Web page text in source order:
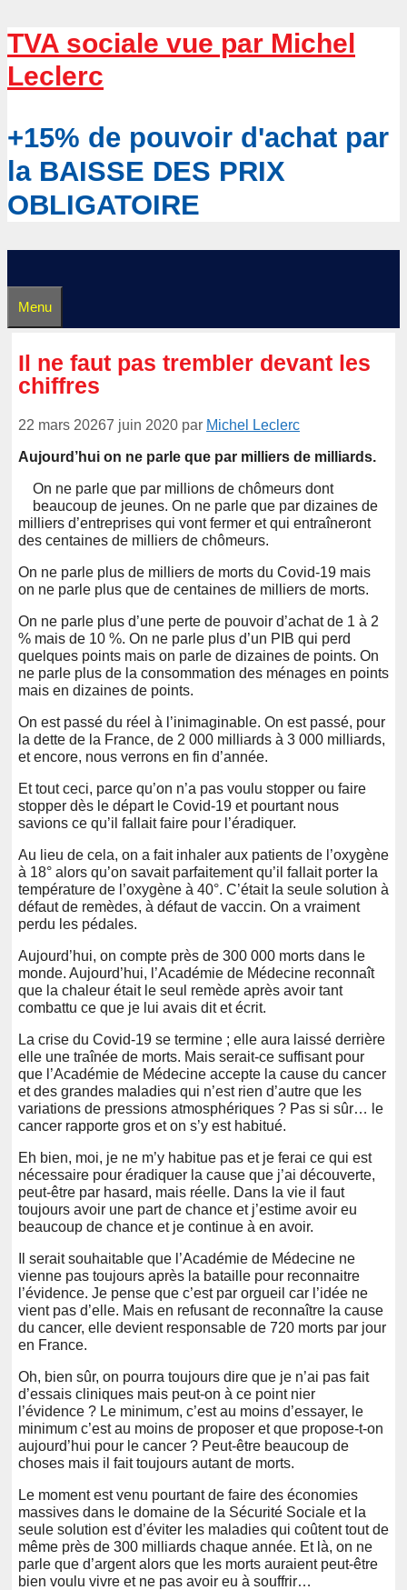
Aller
au
contenu
TVA sociale vue par Michel
Leclerc
+15% de pouvoir d'achat par
la BAISSE DES PRIX
OBLIGATOIRE
Menu
Il ne faut pas trembler devant les
chiffres
22 mars 20267 juin 2020 par Michel Leclerc
Aujourd’hui on ne parle que par milliers de milliards.
On ne parle que par millions de chômeurs dont
beaucoup de jeunes. On ne parle que par dizaines de
milliers d’entreprises qui vont fermer et qui entraîneront
des centaines de milliers de chômeurs.
On ne parle plus de milliers de morts du Covid-19 mais
on ne parle plus que de centaines de milliers de morts.
On ne parle plus d’une perte de pouvoir d’achat de 1 à 2
% mais de 10 %. On ne parle plus d’un PIB qui perd
quelques points mais on parle de dizaines de points. On
ne parle plus de la consommation des ménages en points
mais en dizaines de points.
On est passé du réel à l’inimaginable. On est passé, pour
la dette de la France, de 2 000 milliards à 3 000 milliards,
et encore, nous verrons en fin d’année.
Et tout ceci, parce qu’on n’a pas voulu stopper ou faire
stopper dès le départ le Covid-19 et pourtant nous
savions ce qu’il fallait faire pour l’éradiquer.
Au lieu de cela, on a fait inhaler aux patients de l’oxygène
à 18° alors qu’on savait parfaitement qu’il fallait porter la
température de l’oxygène à 40°. C’était la seule solution à
défaut de remèdes, à défaut de vaccin. On a vraiment
perdu les pédales.
Aujourd’hui, on compte près de 300 000 morts dans le
monde. Aujourd’hui, l’Académie de Médecine reconnaît
que la chaleur était le seul remède après avoir tant
combattu ce que je lui avais dit et écrit.
La crise du Covid-19 se termine ; elle aura laissé derrière
elle une traînée de morts. Mais serait-ce suffisant pour
que l’Académie de Médecine accepte la cause du cancer
et des grandes maladies qui n’est rien d’autre que les
variations de pressions atmosphériques ? Pas si sûr… le
cancer rapporte gros et on s’y est habitué.
Eh bien, moi, je ne m’y habitue pas et je ferai ce qui est
nécessaire pour éradiquer la cause que j’ai découverte,
peut-être par hasard, mais réelle. Dans la vie il faut
toujours avoir une part de chance et j’estime avoir eu
beaucoup de chance et je continue à en avoir.
Il serait souhaitable que l’Académie de Médecine ne
vienne pas toujours après la bataille pour reconnaitre
l’évidence. Je pense que c’est par orgueil car l’idée ne
vient pas d’elle. Mais en refusant de reconnaître la cause
du cancer, elle devient responsable de 720 morts par jour
en France.
Oh, bien sûr, on pourra toujours dire que je n’ai pas fait
d’essais cliniques mais peut-on à ce point nier
l’évidence ? Le minimum, c’est au moins d’essayer, le
minimum c’est au moins de proposer et que propose-t-on
aujourd’hui pour le cancer ? Peut-être beaucoup de
choses mais il fait toujours autant de morts.
Le moment est venu pourtant de faire des économies
massives dans le domaine de la Sécurité Sociale et la
seule solution est d’éviter les maladies qui coûtent tout de
même près de 300 milliards chaque année. Et là, on ne
parle que d’argent alors que les morts auraient peut-être
bien voulu vivre et ne pas avoir eu à souffrir…